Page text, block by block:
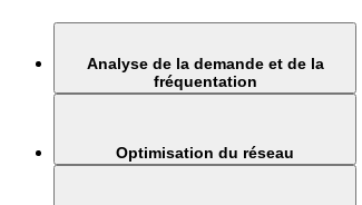
Analyse de la demande et de la
fréquentation
Optimisation du réseau